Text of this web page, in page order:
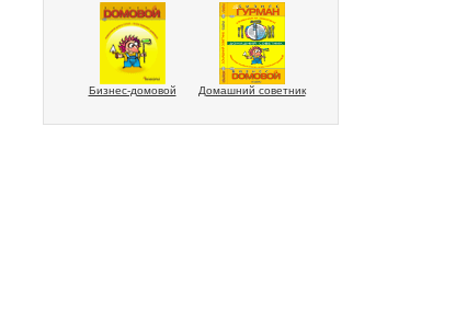
Бизнес-домовой Домашний советник